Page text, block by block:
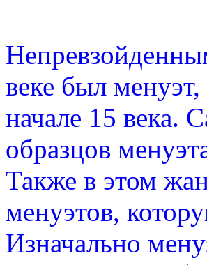
веке был
начале 15 века.
образцов
Также в этом
менуэтов,
Изначально